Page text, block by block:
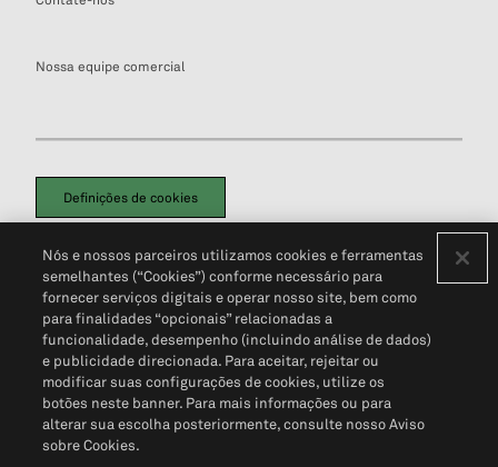
Nossa equipe comercial
Definições de cookies
Política de PrivacidadePortal de privacidade do cliente (em inglês)
Não Venda Minhas Informações Pessoais© 2026 S&P Global
Nós e nossos parceiros utilizamos cookies e ferramentas
semelhantes (“Cookies”) conforme necessário para
fornecer serviços digitais e operar nosso site, bem como
para finalidades “opcionais” relacionadas a
funcionalidade, desempenho (incluindo análise de dados)
e publicidade direcionada. Para aceitar, rejeitar ou
modificar suas configurações de cookies, utilize os
botões neste banner. Para mais informações ou para
alterar sua escolha posteriormente, consulte nosso Aviso
sobre Cookies.